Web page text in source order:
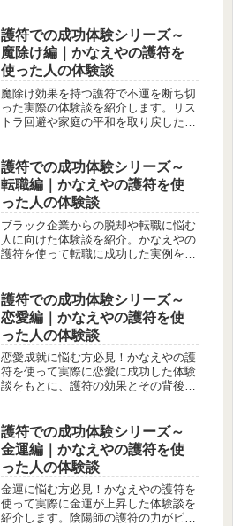
由とは？
護符での成功体験シリーズ～
魔除け編｜かなえやの護符を
使った人の体験談
魔除け効果を持つ護符で不運を断ち切
った実際の体験談を紹介します。リス
トラ回避や家庭の平和を取り戻した奇
護符での成功体験シリーズ～
転職編｜かなえやの護符を使
った人の体験談
ブラック企業からの脱却や転職に悩む
人に向けた体験談を紹介。かなえやの
護符を使って転職に成功した実例をも
護符での成功体験シリーズ～
恋愛編｜かなえやの護符を使
った人の体験談
恋愛成就に悩む方必見！かなえやの護
符を使って実際に恋愛に成功した体験
談をもとに、護符の効果とその背後に
護符での成功体験シリーズ～
金運編｜かなえやの護符を使
った人の体験談
金運に悩む方必見！かなえやの護符を
使って実際に金運が上昇した体験談を
紹介します。陰陽師の護符の力がビジ